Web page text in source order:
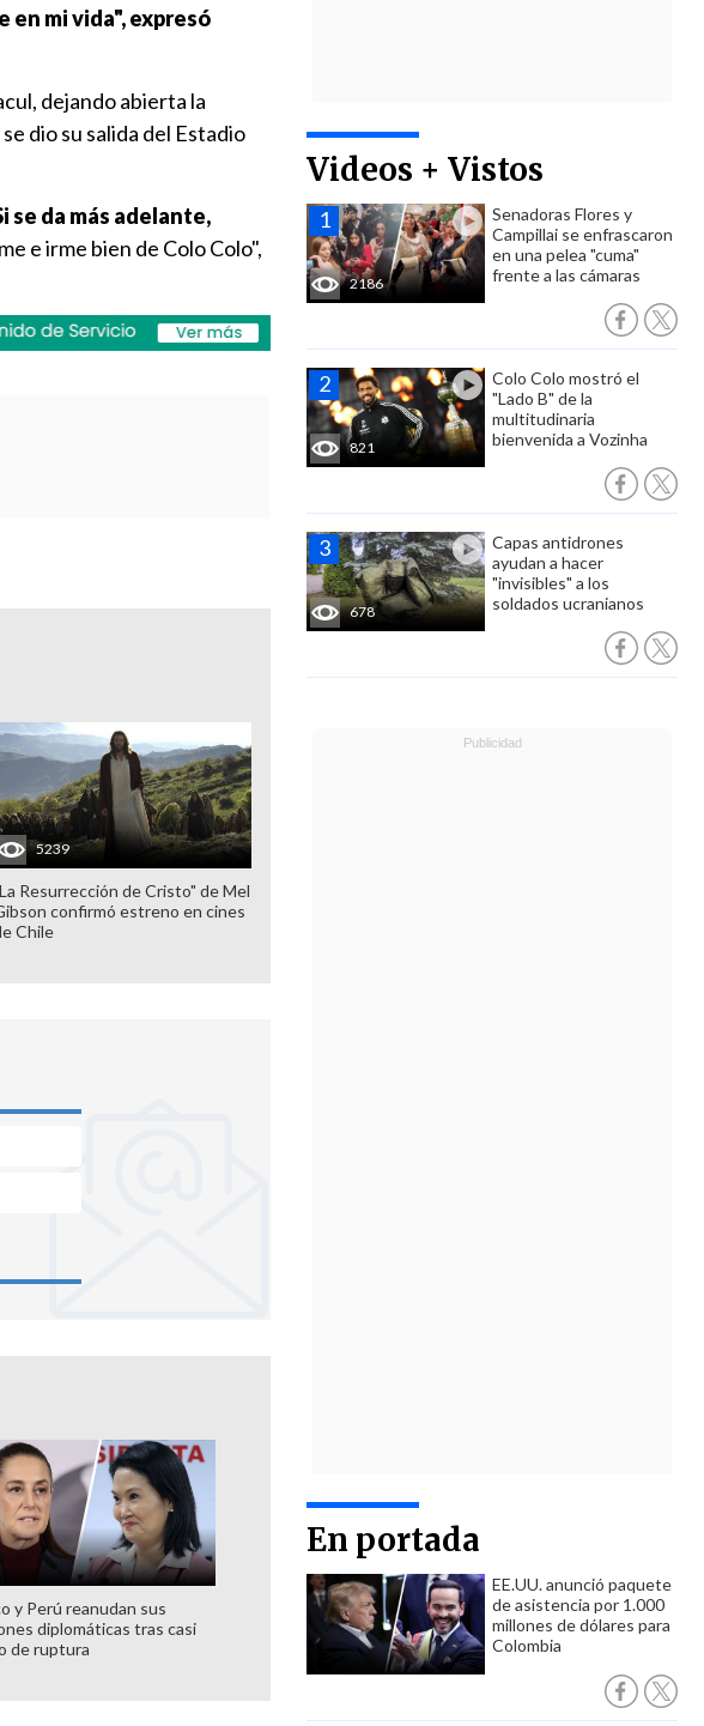
Videos + Vistos
2186
Senadoras Flores y
Campillai se enfrascaron
en una pelea "cuma"
frente a las cámaras
821
Colo Colo mostró el
"Lado B" de la
multitudinaria
bienvenida a Vozinha
678
Capas antidrones
ayudan a hacer
"invisibles" a los
soldados ucranianos
En portada
EE.UU. anunció paquete
de asistencia por 1.000
millones de dólares para
Colombia
mi vida", expresó
dejando abierta la
dio su salida del Estadio
se da más adelante,
e irme bien de Colo Colo",
5239
Resurrección de Cristo" de Mel
confirmó estreno en cines
Chile
y Perú reanudan sus
diplomáticas tras casi
de ruptura